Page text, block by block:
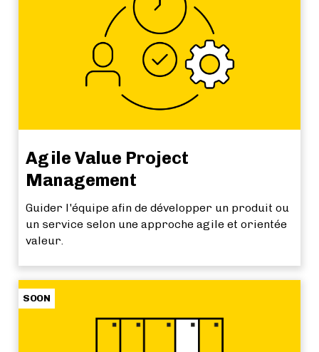
Agile Value Project
Management
Guider l'équipe afin de développer un produit ou
un service selon une approche agile et orientée
valeur.
SOON